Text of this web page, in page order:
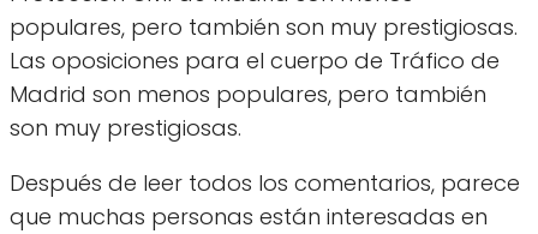
populares, pero también son muy prestigiosas.
Las oposiciones para el cuerpo de Tráfico de
Madrid son menos populares, pero también
son muy prestigiosas.
Después de leer todos los comentarios, parece
que muchas personas están interesadas en